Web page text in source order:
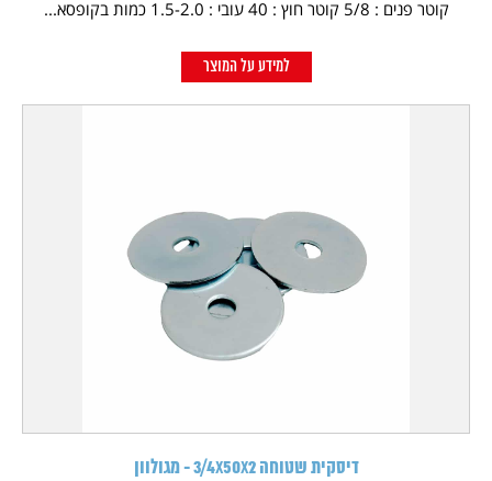
קוטר פנים : 5/8 קוטר חוץ : 40 עובי : 1.5-2.0 כמות בקופסא...
למידע על המוצר
דיסקית שטוחה 3/4X50X2 - מגולוון